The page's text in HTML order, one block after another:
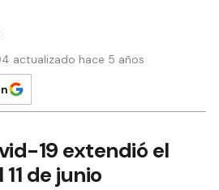
actualizado hace 5 años
19 extendió el
de junio